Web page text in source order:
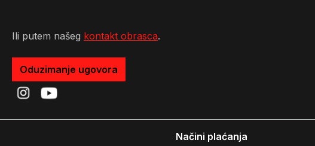
Ili putem našeg kontakt obrasca.
Oduzimanje ugovora
Načini plaćanja